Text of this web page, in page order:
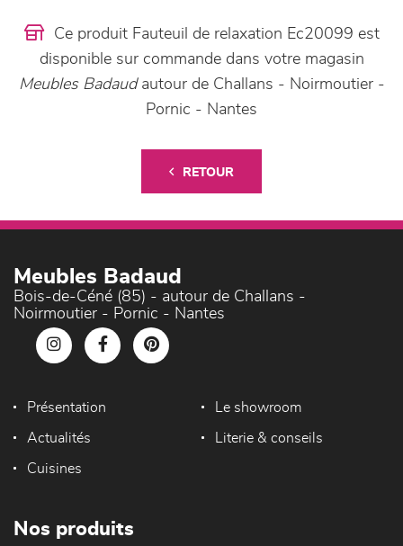
Ce produit Fauteuil de relaxation Ec20099 est
disponible sur commande dans votre magasin
Meubles Badaudautour de Challans - Noirmoutier -
Pornic - Nantes
RETOUR
Meubles Badaud
Bois-de-Céné (85) - autour de Challans -
Noirmoutier - Pornic - Nantes
Présentation Le showroom
Actualités Literie & conseils
Cuisines
Nos produits